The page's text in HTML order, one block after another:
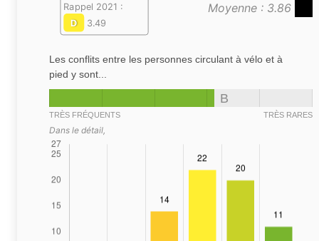
Moyenne : 3.86
Rappel 2021 :
D
3.49
Les conflits entre les personnes circulant à vélo et à
pied y sont...
B
TRÈS FRÉQUENTS TRÈS RARES
Dans le détail,